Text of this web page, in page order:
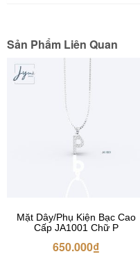
Sản Phẩm Liên Quan
Mặt Dây/Phụ Kiện Bạc Cao
Cấp JA1001 Chữ P
650.000₫